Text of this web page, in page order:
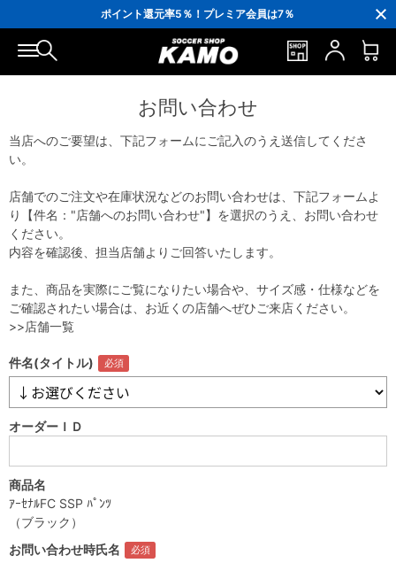
ポイント還元率5％！プレミア会員は7％
会員の方にはお誕生月に「10％OFFクーポン」プレゼント！
16,000円(税込)以上でシューズケースプレゼント！
3,300円(税込)以上で送料無料！
お問い合わせ
当店へのご要望は、下記フォームにご記入のうえ送信してくださ
い。
店舗でのご注文や在庫状況などのお問い合わせは、下記フォームよ
り【件名："店舗へのお問い合わせ"】を選択のうえ、お問い合わせ
ください。
内容を確認後、担当店舗よりご回答いたします。
また、商品を実際にご覧になりたい場合や、サイズ感・仕様などを
ご確認されたい場合は、お近くの店舗へぜひご来店ください。
>>店舗一覧
件名(タイトル)
オーダーＩＤ
商品名
ｱｰｾﾅﾙFC SSP ﾊﾟﾝﾂ
（ブラック）
お問い合わせ時氏名